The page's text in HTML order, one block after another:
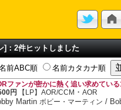
]：2件ヒットしました
前ABC順 名前カタカナ順
ファンが密かに熱く追い求めている
円
【LP】AOR/CCM ・AOR
Martin ボビー・マーティン /